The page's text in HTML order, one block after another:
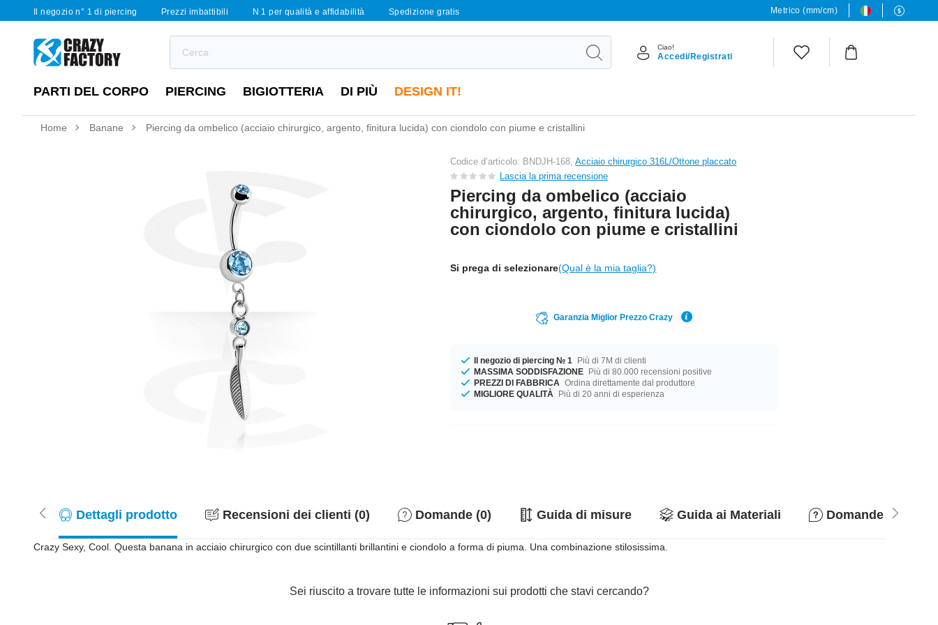
Il negozio n° 1 di piercing Prezzi imbattibili N 1 per qualità e affidabilità Spedizione gratis Metrico (mm/cm)
Ciao!
Accedi/Registrati
PARTI DEL CORPO PIERCING BIGIOTTERIA DI PIÙ DESIGN IT!
Home Banane Piercing da ombelico (acciaio chirurgico, argento, finitura lucida) con ciondolo con piume e cristallini
Codice d’articolo: BNDJH-168,Acciaio chirurgico 316L/Ottone placcato
Lascia la prima recensione
Piercing da ombelico (acciaio
chirurgico, argento, finitura lucida)
con ciondolo con piume e cristallini
Si prega di selezionare(Qual è la mia taglia?)
Garanzia Miglior Prezzo Crazy
Il negozio di piercing № 1
Più di 7M di clienti
MASSIMA SODDISFAZIONE Più di 80.000 recensioni positive
PREZZI DI FABBRICA Ordina direttamente dal produttore
MIGLIORE QUALITÀ
Più di 20 anni di esperienza
Dettagli prodotto Recensioni dei clienti (0) Domande (0) Guida di misure Guida ai Materiali Domande &
Crazy Sexy, Cool. Questa banana in acciaio chirurgico con due scintillanti brillantini e ciondolo a forma di piuma. Una combinazione stilosissima.
Sei riuscito a trovare tutte le informazioni sui prodotti che stavi cercando?